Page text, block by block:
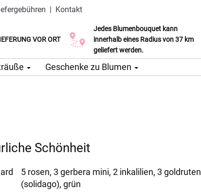
| Kontakt
VOR ORT
Tag möglich
Jedes Blumenbouquet kann
innerhalb eines Radius von 37 km
geliefert werden.
Click & Collect Service
Geschenke zu Blumen
Schönheit
5 rosen, 3 gerbera mini, 2 inkalilien, 3 goldruten
(solidago), grün